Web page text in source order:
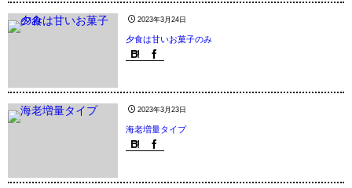
2023年3月24日
夕食は甘いお菓子のみ
2023年3月23日
海老増量タイプ